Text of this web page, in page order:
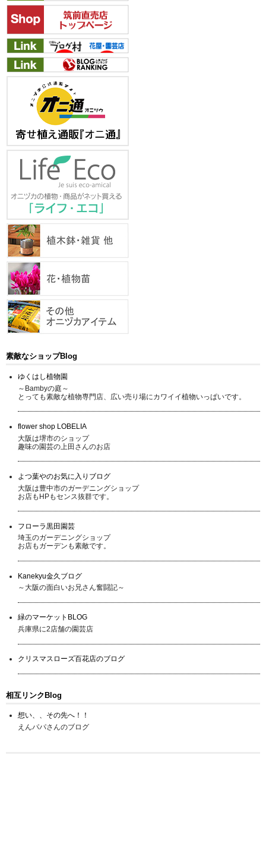
素敵なショップBlog
ゆくはし植物園
～Bambyの庭～
とっても素敵な植物専門店、広い売り場にカワイイ植物いっぱいです。
flower shop LOBELIA
大阪は堺市のショップ
趣味の園芸の上田さんのお店
よつ葉やのお気に入りブログ
大阪は豊中市のガーデニングショップ
お店もHPもセンス抜群です。
フローラ黒田園芸
埼玉のガーデニングショップ
お店もガーデンも素敵です。
Kanekyu金久ブログ
～大阪の面白いお兄さん奮闘記～
緑のマーケットBLOG
兵庫県に2店舗の園芸店
クリスマスローズ百花店のブログ
相互リンクBlog
想い、、その先へ！！
えんパパさんのブログ